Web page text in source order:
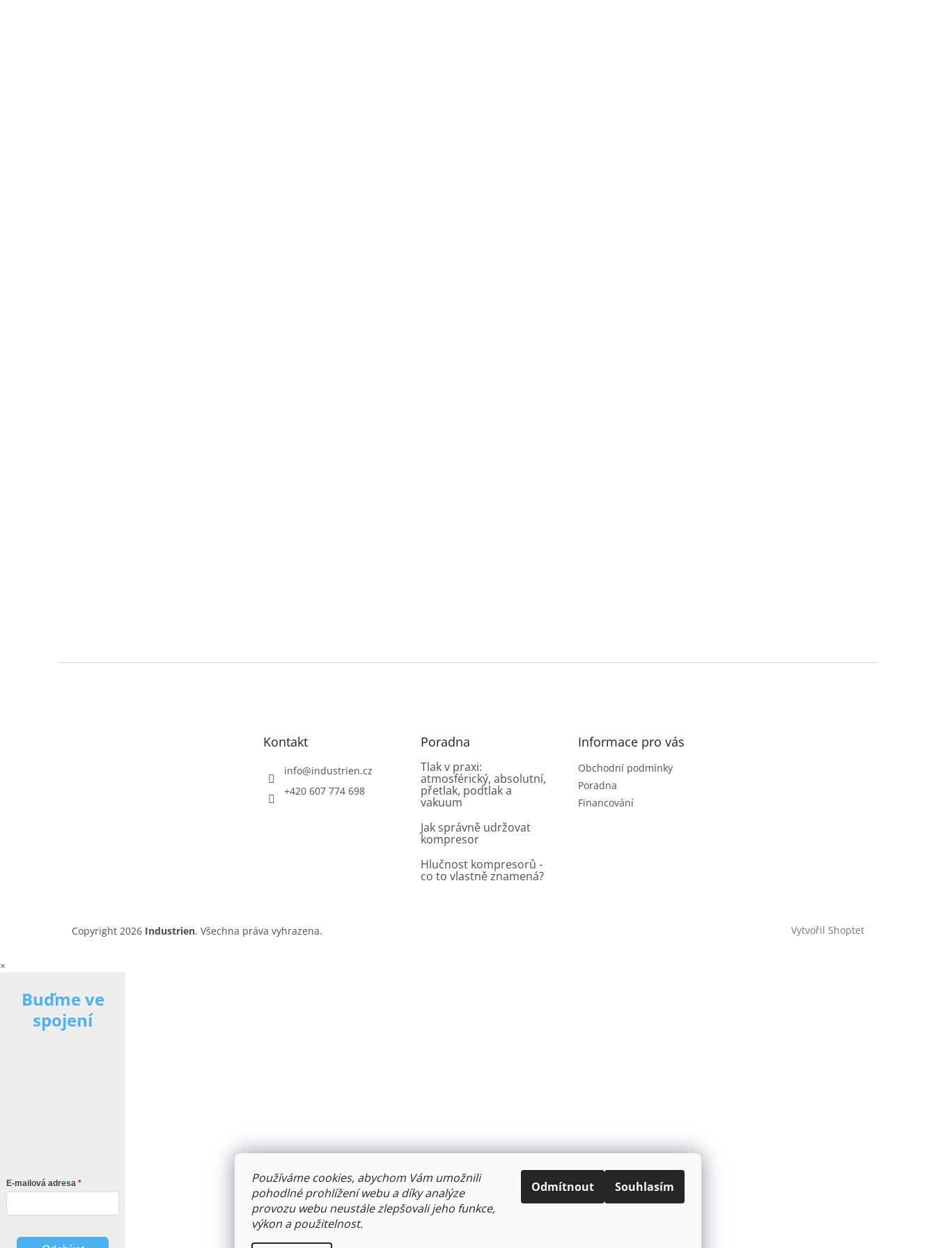
Používáme cookies, abychom Vám umožnili
pohodlné prohlížení webu a díky analýze
provozu webu neustále zlepšovali jeho funkce,
výkon a použitelnost.
Odmítnout Souhlasím
Kontakt
info@industrien.cz
+420 607 774 698
Poradna
Tlak v praxi:
atmosférický, absolutní,
přetlak, podtlak a
vakuum
Jak správně udržovat
kompresor
Hlučnost kompresorů -
co to vlastně znamená?
Informace pro vás
Obchodní podmínky
Poradna
Financování
Vytvořil Shoptet
Copyright 2026 Industrien. Všechna práva vyhrazena.
×
Buďme ve
spojení
E-mailová adresa